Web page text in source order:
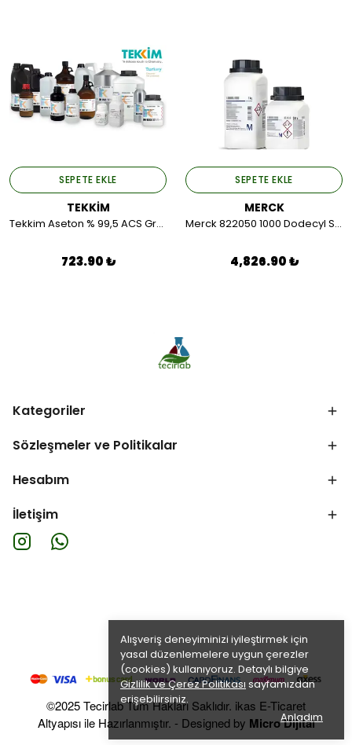
Alışveriş deneyiminizi iyileştirmek için
yasal düzenlemelere uygun çerezler
(cookies) kullanıyoruz. Detaylı bilgiye
Gizlilik ve Çerez Politikası sayfamızdan
erişebilirsiniz.
Anladım
SEPETE EKLE
TEKKİM
Tekkim Aseton % 99,5 ACS Grade (Cam Ambalaj) 1LT.
723.90 ₺
SEPETE EKLE
MERCK
Merck 822050 1000 Dodecyl Sulfate Sodium Salt For Synthesis 1 KG.
4,826.90 ₺
Kategoriler
Sözleşmeler ve Politikalar
Hesabım
İletişim
©2025 Tecirlab Tüm Hakları Saklıdır. ikas E-Ticaret
Altyapısı ile Hazırlanmıştır. - Designed by Micro Dijital